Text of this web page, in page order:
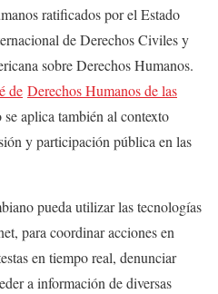
ratificados por el Estado
de Derechos Civiles y
sobre Derechos Humanos.
de Derechos Humanos de las
se aplica también al contexto
y participación pública en las
pueda utilizar las tecnologías
para coordinar acciones en
en tiempo real, denunciar
a información de diversas